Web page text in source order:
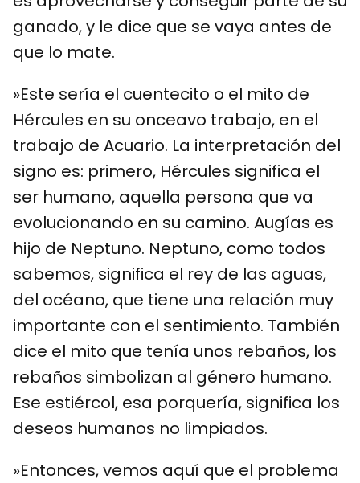
ganado, y le dice que se vaya antes de
que lo mate.
»Este sería el cuentecito o el mito de
Hércules en su onceavo trabajo, en el
trabajo de Acuario. La interpretación del
signo es: primero, Hércules significa el
ser humano, aquella persona que va
evolucionando en su camino. Augías es
hijo de Neptuno. Neptuno, como todos
sabemos, significa el rey de las aguas,
del océano, que tiene una relación muy
importante con el sentimiento. También
dice el mito que tenía unos rebaños, los
rebaños simbolizan al género humano.
Ese estiércol, esa porquería, significa los
deseos humanos no limpiados.
»Entonces, vemos aquí que el problema